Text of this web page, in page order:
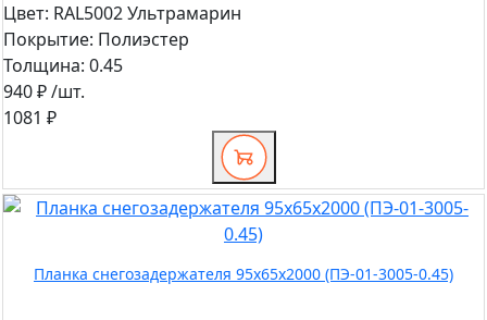
Цвет: RAL5002 Ультрамарин
Покрытие: Полиэстер
Толщина: 0.45
940 ₽/шт.
1081 ₽
Планка снегозадержателя 95х65х2000 (ПЭ-01-3005-0.45)